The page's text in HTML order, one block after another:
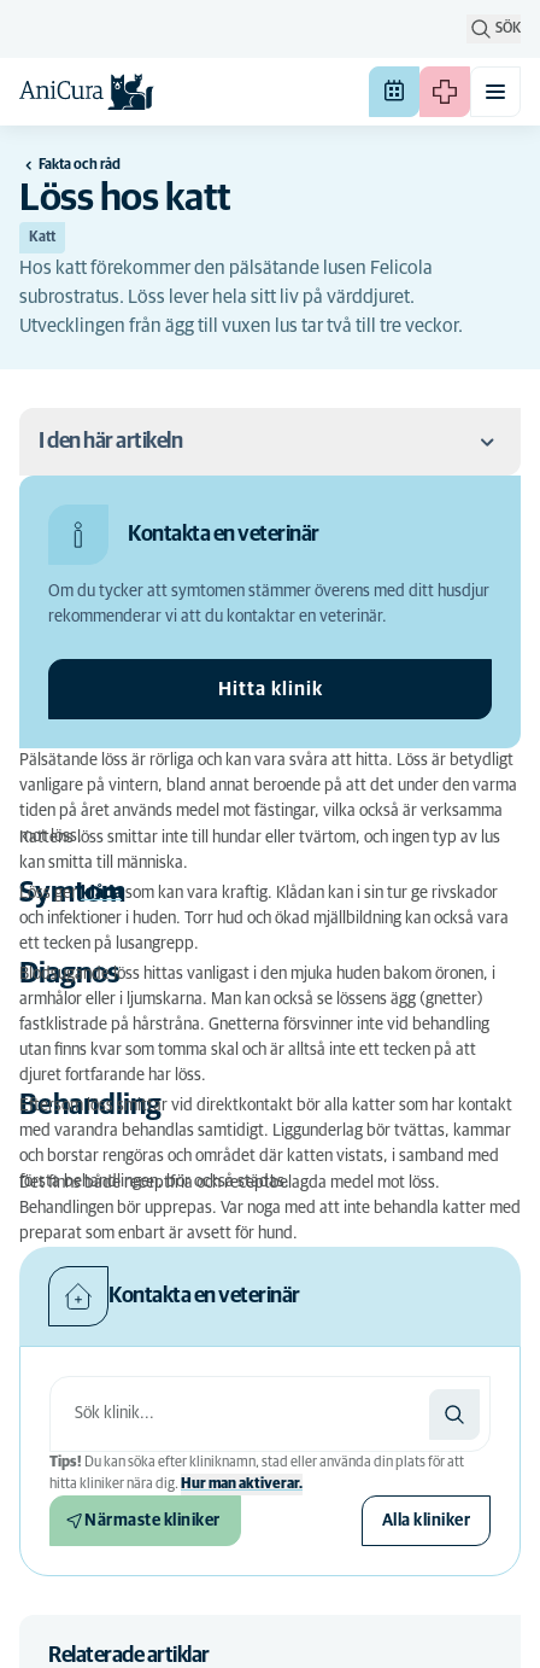
SÖK
Fakta och råd
Löss hos katt
Katt
Hos katt förekommer den pälsätande lusen Felicola
subrostratus. Löss lever hela sitt liv på värddjuret.
Utvecklingen från ägg till vuxen lus tar två till tre veckor.
I den här artikeln
Behandling
Kontakta en veterinär
Om du tycker att symtomen stämmer överens med ditt husdjur
rekommenderar vi att du kontaktar en veterinär.
Hitta klinik
Pälsätande löss är rörliga och kan vara svåra att hitta. Löss är betydligt
vanligare på vintern, bland annat beroende på att det under den varma
tiden på året används medel mot fästingar, vilka också är verksamma
mot löss.
Kattens löss smittar inte till hundar eller tvärtom, och ingen typ av lus
kan smitta till människa.
Symtom
Löss ger klåda som kan vara kraftig. Klådan kan i sin tur ge rivskador
och infektioner i huden. Torr hud och ökad mjällbildning kan också vara
ett tecken på lusangrepp.
Diagnos
Blodsugande löss hittas vanligast i den mjuka huden bakom öronen, i
armhålor eller i ljumskarna. Man kan också se lössens ägg (gnetter)
fastklistrade på hårstråna. Gnetterna försvinner inte vid behandling
utan finns kvar som tomma skal och är alltså inte ett tecken på att
djuret fortfarande har löss.
Behandling
Eftersom löss smittar vid direktkontakt bör alla katter som har kontakt
med varandra behandlas samtidigt. Liggunderlag bör tvättas, kammar
och borstar rengöras och området där katten vistats, i samband med
första behandlingen, bör också städas.
Det finns både receptfria och receptbelagda medel mot löss.
Behandlingen bör upprepas. Var noga med att inte behandla katter med
preparat som enbart är avsett för hund.
Kontakta en veterinär
Tips! Du kan söka efter kliniknamn, stad eller använda din plats för att
hitta kliniker nära dig. Hur man aktiverar.
Närmaste kliniker Alla kliniker
Relaterade artiklar